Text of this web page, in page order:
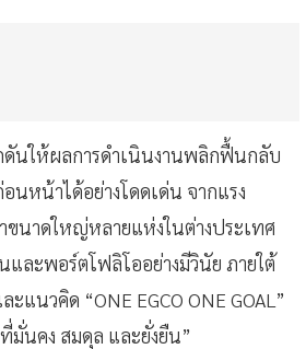
นให้ผลการดำเนินงานพลิกฟื้นกลับ
นหน้าได้อย่างโดดเด่น จากแรง
นาดใหญ่หลายแห่งในต่างประเทศ
และพอร์ตโฟลิโออย่างมีวินัย ภายใต้
ะแนวคิด “ONE EGCO ONE GOAL”
มั่นคง สมดุล และยั่งยืน”